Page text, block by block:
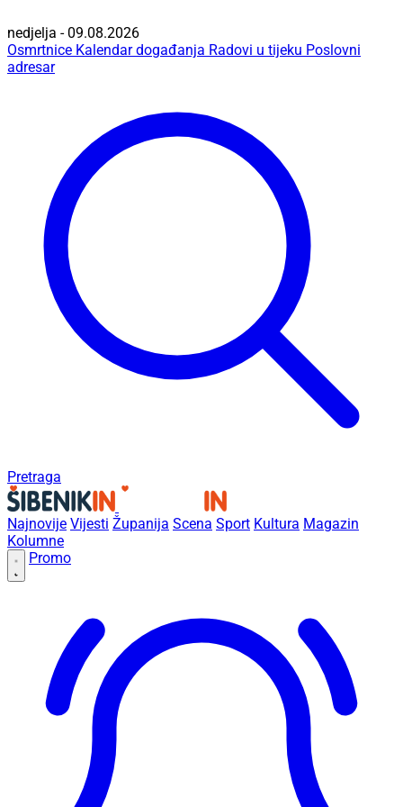
nedjelja - 09.08.2026
Osmrtnice Kalendar događanja Radovi u tijeku Poslovni
adresar
Pretraga
Najnovije Vijesti Županija Scena Sport Kultura Magazin
Kolumne
Promo